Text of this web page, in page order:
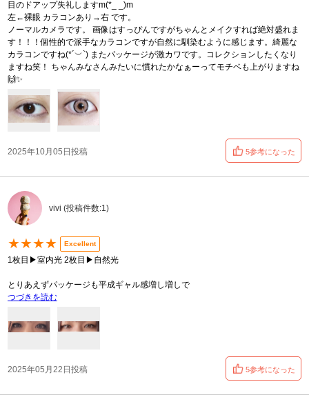
目のドアップ失礼しますm(*_ _)m
左←裸眼 カラコンあり→右 です。
ノーマルカメラです。 画像はすっぴんですがちゃんとメイクすれば絶対盛れま
す！！！個性的で派手なカラコンですが自然に馴染むように感じます。綺麗な
カラコンですね(*´︶`) またパッケージが激カワです。コレクションしたくなり
ますね笑！ ちゃんみなさんみたいに慣れたかなぁーってモチベも上がりますね
🙌✨
2025年10月05日投稿 5参考になった
vivi (投稿件数:1)
★★★★ Excellent
1枚目▶︎室内光 2枚目▶︎自然光
とりあえずパッケージも平成ギャル感増し増しで
つづきを読む
2025年05月22日投稿 5参考になった